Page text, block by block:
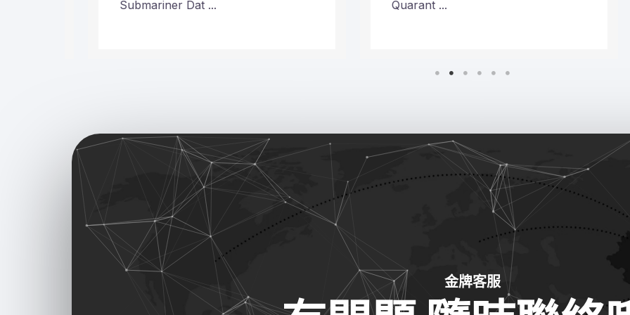
Submariner Dat ... Quarant ...
金牌客服